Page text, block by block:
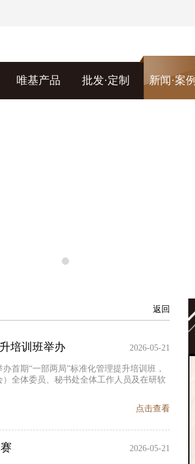
唯基产品 批发·定制 新闻·案例
返回
2026-05-21
培训班举办
首期“一部两局”标准化管理提升培训班，
全体委员、秘书处全体工作人员及在研软
点击查看
2026-05-21